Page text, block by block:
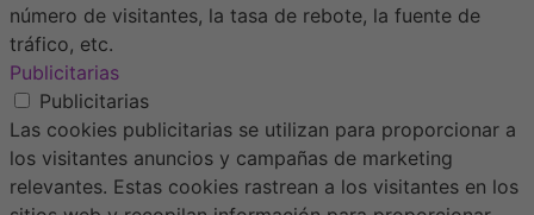
número de visitantes, la tasa de rebote, la fuente de
tráfico, etc.
Publicitarias
Publicitarias
Las cookies publicitarias se utilizan para proporcionar a
los visitantes anuncios y campañas de marketing
relevantes. Estas cookies rastrean a los visitantes en los